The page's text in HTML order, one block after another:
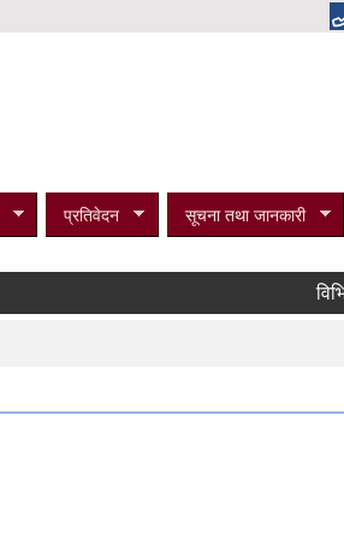
प्रतिवेदन सूचना तथा जानकारी
विभिन्न